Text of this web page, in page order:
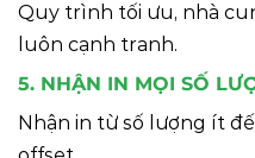
Quy trình tối ưu, nhà
luôn cạnh tranh.
5. NHẬN IN MỌI SỐ
Nhận in từ số lượng ít